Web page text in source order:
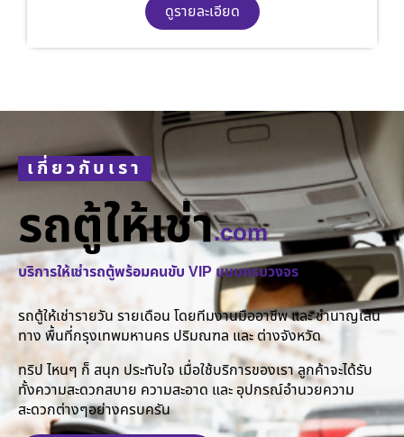
ดูรายละเอียด
เกี่ยวกับเรา
รถตู้ให้เช่า.com
บริการให้เช่ารถตู้พร้อมคนขับ VIP แบบครบวงจร
รถตู้ให้เช่ารายวัน รายเดือน โดยทีมงานมืออาชีพ และ ชำนาญเส้น
ทาง พื้นที่กรุงเทพมหานคร ปริมณฑล และ ต่างจังหวัด
ทริป ไหนๆ ก็ สนุก ประทับใจ เมื่อใช้บริการของเรา ลูกค้าจะได้รับ
ทั้งความสะดวกสบาย ความสะอาด และ อุปกรณ์อำนวยความ
สะดวกต่างๆอย่างครบครัน